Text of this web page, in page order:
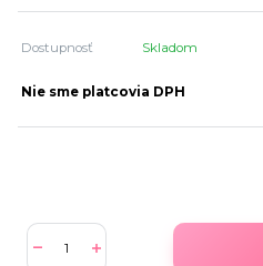
Dostupnosť Skladom
Nie sme platcovia DPH